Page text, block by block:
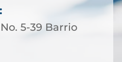
5-39 Barrio